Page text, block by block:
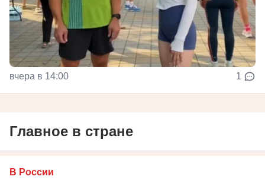
вчера в 14:00 1
Главное в стране
В России